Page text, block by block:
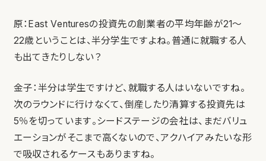
原：East Venturesの投資先の創業者の平均年齢が21～
22歳ということは、半分学生ですよね。普通に就職する人
も出てきたりしない？
金子：半分は学生ですけど、就職する人はいないですね。
次のラウンドに行けなくて、倒産したり清算する投資先は
5％を切っています。シードステージの会社は、まだバリュ
エーションがそこまで高くないので、アクハイアみたいな形
で吸収されるケースもありますね。